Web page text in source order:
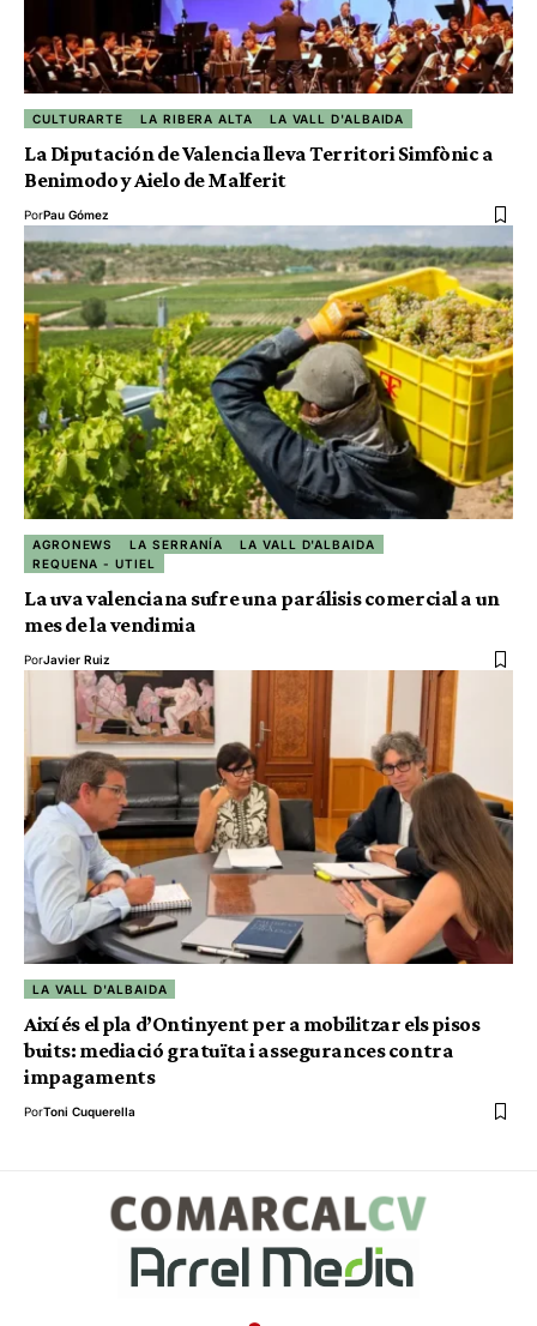
CULTURARTE LA RIBERA ALTA LA VALL D'ALBAIDA
La Diputación de Valencia lleva Territori Simfònic a
Benimodo y Aielo de Malferit
PorPau Gómez
AGRONEWS LA SERRANÍA
LA VALL D'ALBAIDA
REQUENA - UTIEL
La uva valenciana sufre una parálisis comercial a un
mes de la vendimia
PorJavier Ruiz
LA VALL D'ALBAIDA
Així és el pla d’Ontinyent per a mobilitzar els pisos
buits: mediació gratuïta i assegurances contra
impagaments
PorToni Cuquerella